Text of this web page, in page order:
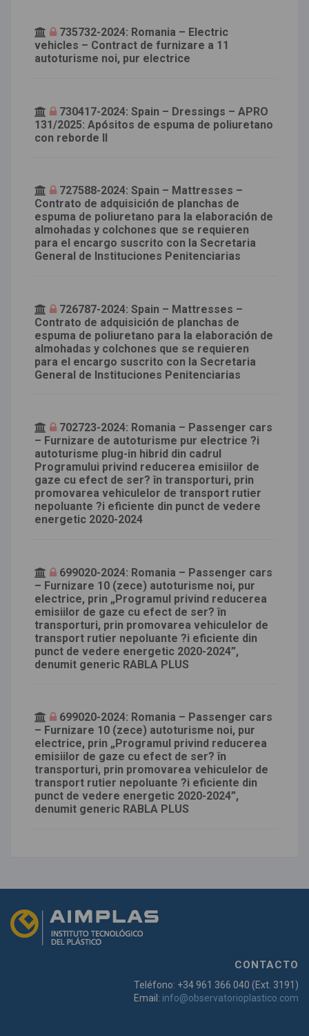
735732-2024: Romania – Electric
vehicles – Contract de furnizare a 11
autoturisme noi, pur electrice
730417-2024: Spain – Dressings – APRO
131/2025: Apósitos de espuma de poliuretano
con reborde II
727588-2024: Spain – Mattresses –
Contrato de adquisición de planchas de
espuma de poliuretano para la elaboración de
almohadas y colchones que se requieren
para el encargo suscrito con la Secretaria
General de Instituciones Penitenciarias
726787-2024: Spain – Mattresses –
Contrato de adquisición de planchas de
espuma de poliuretano para la elaboración de
almohadas y colchones que se requieren
para el encargo suscrito con la Secretaria
General de Instituciones Penitenciarias
702723-2024: Romania – Passenger cars
– Furnizare de autoturisme pur electrice ?i
autoturisme plug-in hibrid din cadrul
Programului privind reducerea emisiilor de
gaze cu efect de ser? în transporturi, prin
promovarea vehiculelor de transport rutier
nepoluante ?i eficiente din punct de vedere
energetic 2020-2024
699020-2024: Romania – Passenger cars
– Furnizare 10 (zece) autoturisme noi, pur
electrice, prin „Programul privind reducerea
emisiilor de gaze cu efect de ser? în
transporturi, prin promovarea vehiculelor de
transport rutier nepoluante ?i eficiente din
punct de vedere energetic 2020-2024”,
denumit generic RABLA PLUS
699020-2024: Romania – Passenger cars
– Furnizare 10 (zece) autoturisme noi, pur
electrice, prin „Programul privind reducerea
emisiilor de gaze cu efect de ser? în
transporturi, prin promovarea vehiculelor de
transport rutier nepoluante ?i eficiente din
punct de vedere energetic 2020-2024”,
denumit generic RABLA PLUS
CONTACTO
Teléfono: +34 961 366 040 (Ext. 3191)
Email: info@observatorioplastico.com